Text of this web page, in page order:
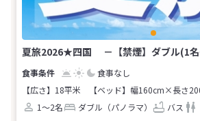
夏旅2026★四国 －【禁煙】ダブル(1名
食事なし
【広さ】18平米
【ベッド】幅160cm×長さ
1～2名
ダブル（パノラマ） バス